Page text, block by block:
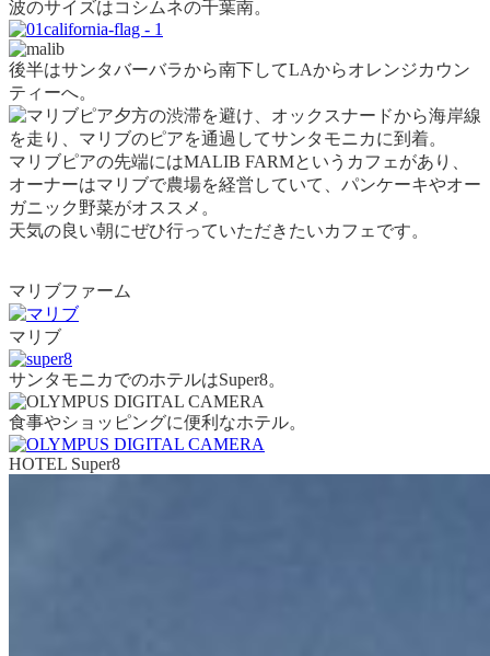
波のサイズはコシムネの千葉南。
後半はサンタバーバラから南下してLAからオレンジカウン
ティーへ。
夕方の渋滞を避け、オックスナードから海岸線
を走り、マリブのピアを通過してサンタモニカに到着。
マリブピアの先端にはMALIB FARMというカフェがあり、
オーナーはマリブで農場を経営していて、パンケーキやオー
ガニック野菜がオススメ。
天気の良い朝にぜひ行っていただきたいカフェです。
マリブファーム
マリブ
サンタモニカでのホテルはSuper8。
食事やショッピングに便利なホテル。
HOTEL Super8